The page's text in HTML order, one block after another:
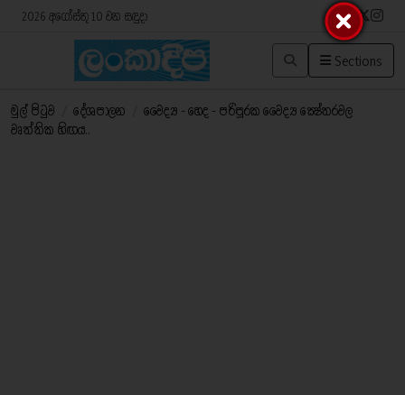
2026 අගෝස්තු 10 වන සඳුදා
Sections
මුල් පිටුව දේශපාලන
වෛද්‍ය - හෙද - පරිපූරක වෛද්‍ය ක්‍ෂේත‍්‍රවල
වෘත්තික හිඟය..